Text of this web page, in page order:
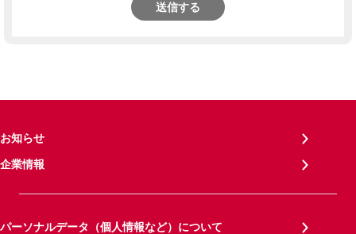
送信する
お知らせ
企業情報
パーソナルデータ（個人情報など）について